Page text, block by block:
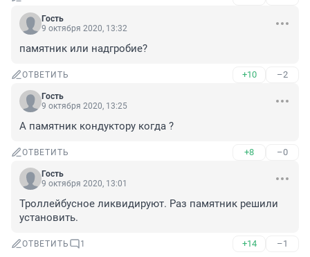
Гость
9 октября 2020, 13:32
памятник или надгробие?
ОТВЕТИТЬ +10 –2
Гость
9 октября 2020, 13:25
А памятник кондуктору когда ?
ОТВЕТИТЬ +8 –0
Гость
9 октября 2020, 13:01
Троллейбусное ликвидируют. Раз памятник решили
установить.
ОТВЕТИТЬ 1 +14 –1